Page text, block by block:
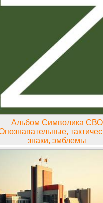
Альбом Символика СВО
знаки, эмблемы